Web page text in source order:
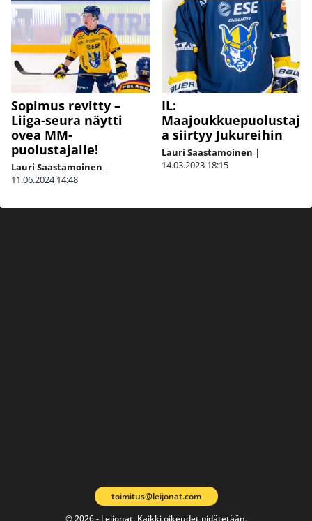
Sopimus revitty –
Liiga-seura näytti
ovea MM-
puolustajalle!
Lauri Saastamoinen |
11.06.2024 14:48
IL:
Maajoukkuepuolustaj
a siirtyy Jukureihin
Lauri Saastamoinen |
14.03.2023 18:15
© 2026 - Leijonat. Kaikki oikeudet pidätetään.
toimitus@leijonat.com